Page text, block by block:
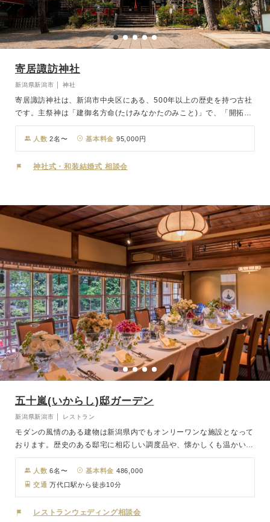
寄居諏訪神社
新潟県新潟市 │ 神社
寄居諏訪神社は、新潟市中央区にある、500年以上の歴史を持つ古社
です。主祭神は「建御名方命(たけみなかたのみこと)」で、「開拓と
武勇」のご利益があるとされ、無病息災、人生開拓、合格祈願、厄
除、商売繁昌など多くの市民に崇敬されています。境内には「福一稲
荷大明神(ふくいちいなりだいみょうじん)」も祀られており、五穀豊
穣や商売繁盛、芸能上達のご利益として信仰されています。 地域の
式が実現します。地域とともに歩んできた社として、人々に愛され続
ける寄居諏訪神社は、人生の大切な節目にふさわしい場所です。
人数 2名〜 基本料金 95,000円
神社式・和装結婚式 相談会
五十嵐(いからし)邸ガーデン
新潟県新潟市 │ レストラン
モダンの風情のある建物は新潟県内でもオンリーワンな施設となって
おります。歴史のある邸宅に相応しい調度品や、懐かしくも温かい気
持ちにさせてくれる囲炉裏のあるウェディングルームなど、趣をゲス
トの方々に楽しんでいただけます。屋敷の中には2,500坪の庭園が広
がり、春夏秋冬どの時期でもおふたりとゲストの目を楽しませてくれ
るでしょう。お料理は厳選した新潟のものはもちろん、全国のおいし
い食材を取り寄せています。 料理に舌鼓を打ちながら華々しい祝宴
人数 6名〜 基本料金 486,000
交通 万代口駅から徒歩10分
レストランウェディング相談会